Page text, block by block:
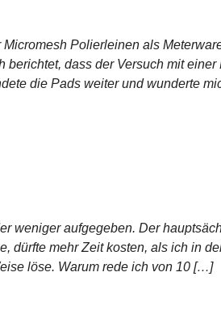
Polierleinen als
dass der Versuch mit
die Pads weiter und wunderte
weniger aufgegeben. Der
dürfte mehr Zeit kosten, als ich in
löse. Warum rede ich von 10 […]